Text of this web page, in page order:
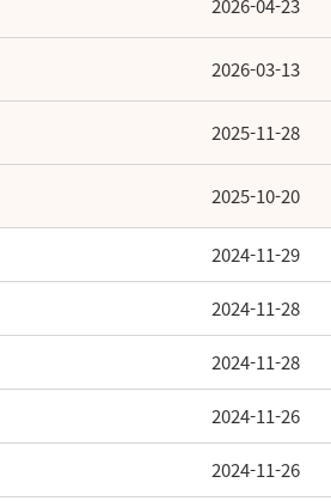
2026-04-23
2026-03-13
2025-11-28
2025-10-20
2024-11-29
2024-11-28
2024-11-28
2024-11-26
2024-11-26